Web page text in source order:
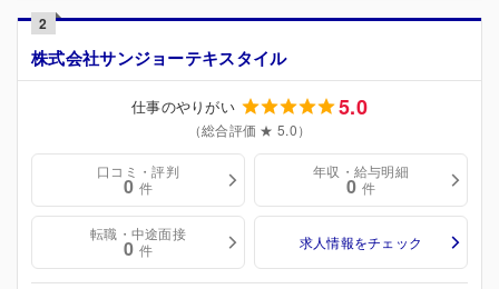
2
株式会社サンジョーテキスタイル
仕事のやりがい 5.0
（総合評価 ★ 5.0）
口コミ・評判
0 件
年収・給与明細
0 件
転職・中途面接
0 件 求人情報をチェック